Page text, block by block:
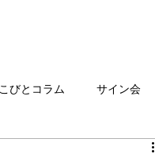
こびとコラム サイン会